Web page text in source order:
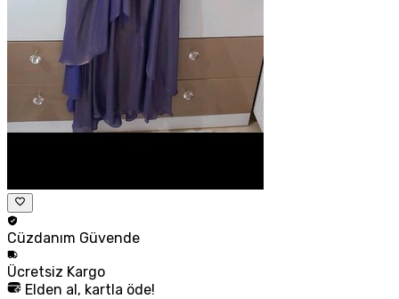
Cüzdanım Güvende
Ücretsiz Kargo
Elden al, kartla öde!